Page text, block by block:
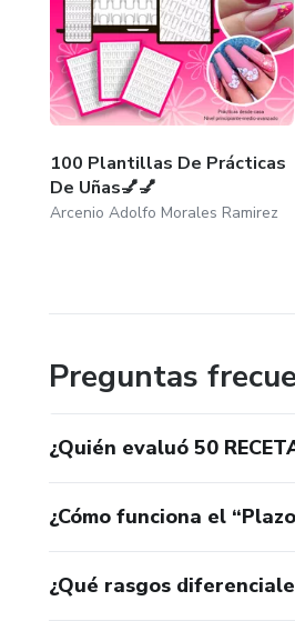
100 Plantillas De Prácticas
De Uñas💅💅
Arcenio Adolfo Morales Ramirez
Preguntas
¿Quién evaluó 50
¿Cómo funciona el
¿Qué rasgos